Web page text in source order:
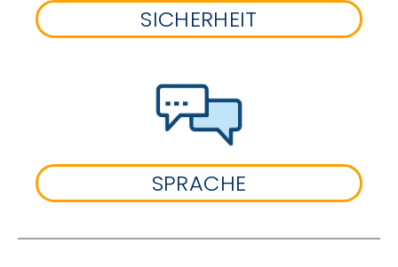
SICHERHEIT
SPRACHE